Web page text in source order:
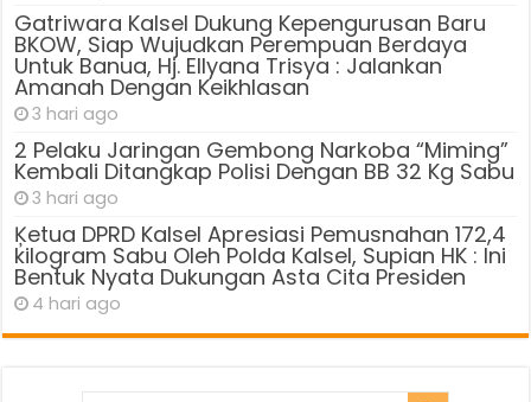
Gatriwara Kalsel Dukung Kepengurusan Baru
BKOW, Siap Wujudkan Perempuan Berdaya
Untuk Banua, Hj. Ellyana Trisya : Jalankan
Amanah Dengan Keikhlasan
3 hari ago
2 Pelaku Jaringan Gembong Narkoba “Miming”
Kembali Ditangkap Polisi Dengan BB 32 Kg Sabu
3 hari ago
Ķetua DPRD Kalsel Apresiasi Pemusnahan 172,4
kilogram Sabu Oleh Polda Kalsel, Supian HK : Ini
Bentuk Nyata Dukungan Asta Cita Presiden
4 hari ago